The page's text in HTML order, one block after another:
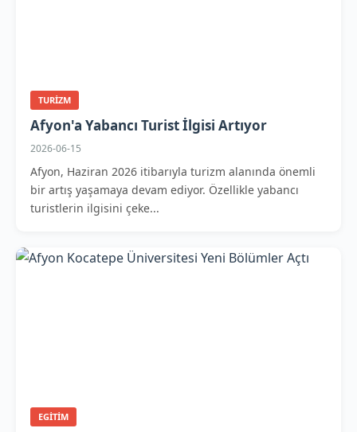
TURIZM
Afyon'a Yabancı Turist İlgisi Artıyor
2026-06-15
Afyon, Haziran 2026 itibarıyla turizm alanında önemli
bir artış yaşamaya devam ediyor. Özellikle yabancı
turistlerin ilgisini çeke...
EGITIM